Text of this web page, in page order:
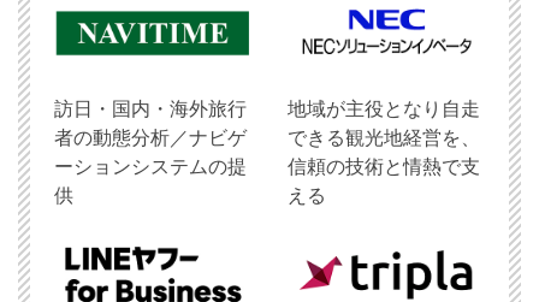
訪日・国内・海外旅行
者の動態分析／ナビゲ
ーションシステムの提
供
地域が主役となり自走
できる観光地経営を、
信頼の技術と情熱で支
える